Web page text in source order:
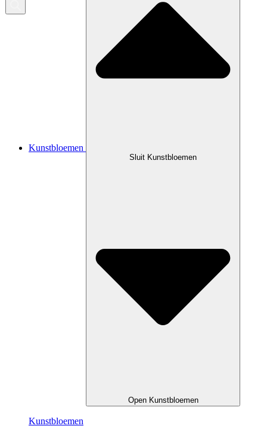
Kunstbloemen
Sluit Kunstbloemen
Open Kunstbloemen
Kunstbloemen